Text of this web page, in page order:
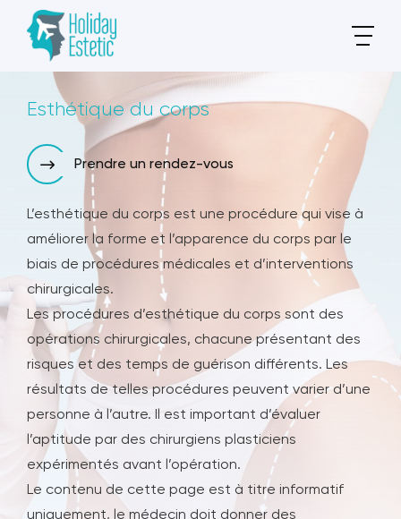
Esthétique du corps
Prendre un rendez-vous
L’esthétique du corps est une procédure qui vise à
améliorer la forme et l’apparence du corps par le
biais de procédures médicales et d’interventions
chirurgicales.
Les procédures d’esthétique du corps sont des
opérations chirurgicales, chacune présentant des
risques et des temps de guérison différents. Les
résultats de telles procédures peuvent varier d’une
personne à l’autre. Il est important d’évaluer
l’aptitude par des chirurgiens plasticiens
expérimentés avant l’opération.
Le contenu de cette page est à titre informatif
uniquement, le médecin doit donner des